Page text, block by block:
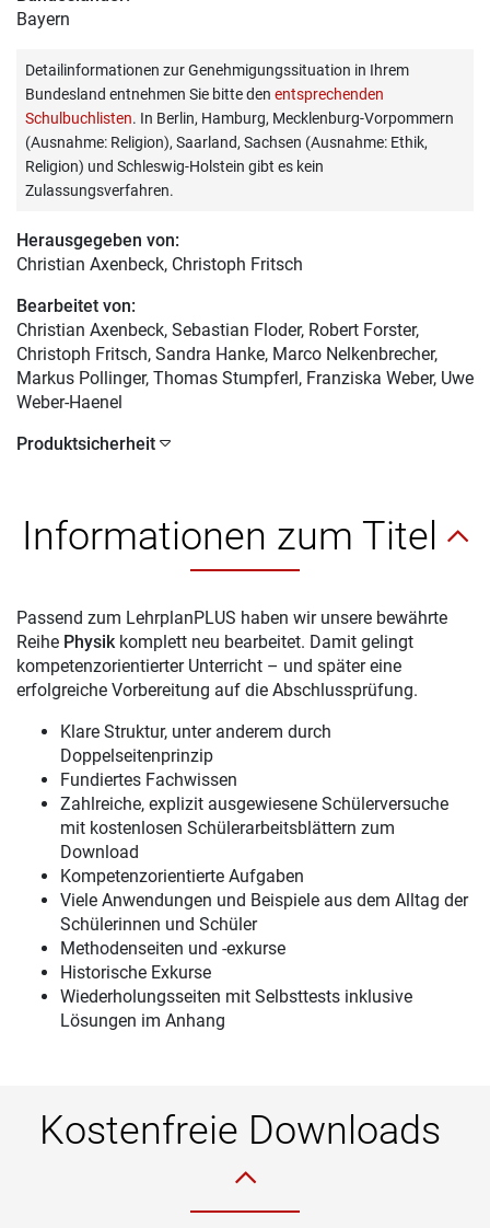
Bayern
Detailinformationen zur Genehmigungssituation in Ihrem
Bundesland entnehmen Sie bitte den entsprechenden
Schulbuchlisten. In Berlin, Hamburg, Mecklenburg-Vorpommern
(Ausnahme: Religion), Saarland, Sachsen (Ausnahme: Ethik,
Religion) und Schleswig-Holstein gibt es kein
Zulassungsverfahren.
Herausgegeben von:
Christian Axenbeck, Christoph Fritsch
Bearbeitet von:
Christian Axenbeck, Sebastian Floder, Robert Forster,
Christoph Fritsch, Sandra Hanke, Marco Nelkenbrecher,
Markus Pollinger, Thomas Stumpferl, Franziska Weber, Uwe
Weber-Haenel
Produktsicherheit
Informationen zum Titel
Passend zum LehrplanPLUS haben wir unsere bewährte
Reihe Physik komplett neu bearbeitet. Damit gelingt
kompetenzorientierter Unterricht – und später eine
erfolgreiche Vorbereitung auf die Abschlussprüfung.
Klare Struktur, unter anderem durch
Doppelseitenprinzip
Fundiertes Fachwissen
Zahlreiche, explizit ausgewiesene Schülerversuche
mit kostenlosen Schülerarbeitsblättern zum
Download
Kompetenzorientierte Aufgaben
Viele Anwendungen und Beispiele aus dem Alltag der
Schülerinnen und Schüler
Methodenseiten und -exkurse
Historische Exkurse
Wiederholungsseiten mit Selbsttests inklusive
Lösungen im Anhang
Kostenfreie Downloads